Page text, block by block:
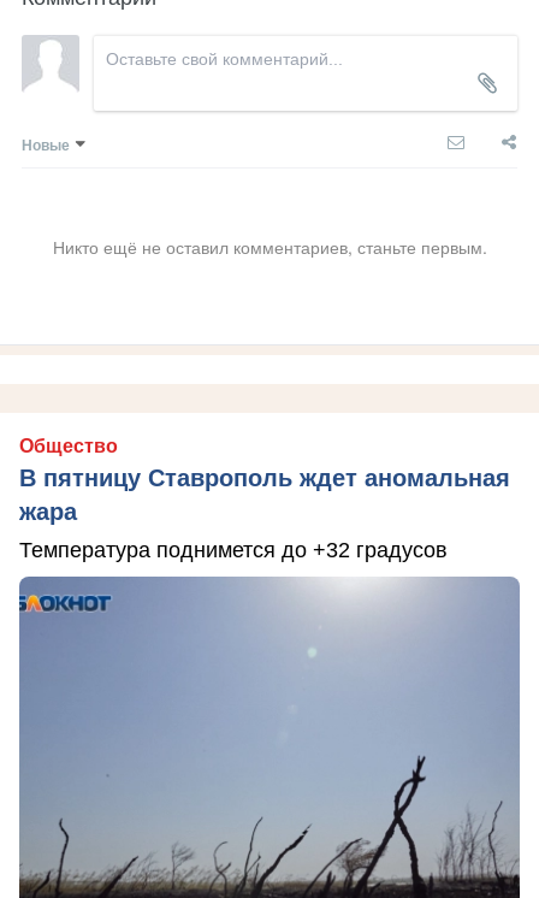
Новые
Никто ещё не оставил комментариев, станьте первым.
Общество
В пятницу Ставрополь ждет аномальная
жара
Температура поднимется до +32 градусов